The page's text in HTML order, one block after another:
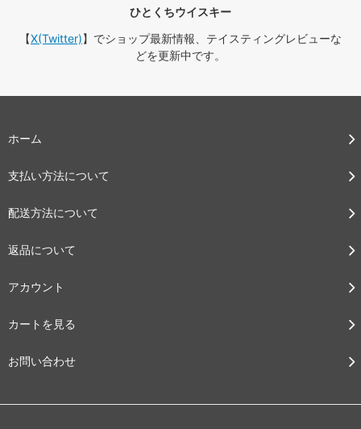
ひとくちウイスキー
【X(Twitter)】でショップ最新情報、テイスティングレビューな
どを更新中です。
ホーム
支払い方法について
配送方法について
返品について
アカウント
カートを見る
お問い合わせ